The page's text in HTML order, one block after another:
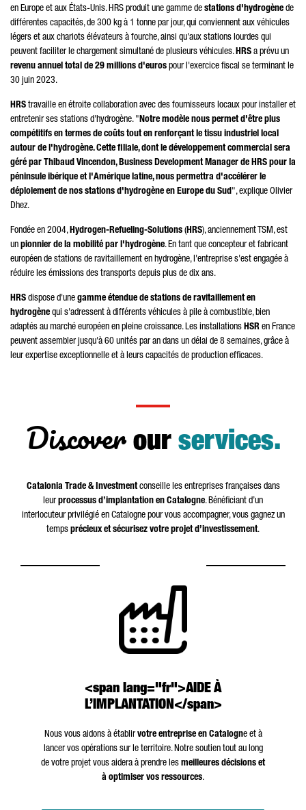
en Europe et aux États-Unis. HRS produit une gamme de stations d'hydrogène de
différentes capacités, de 300 kg à 1 tonne par jour, qui conviennent aux véhicules
légers et aux chariots élévateurs à fourche, ainsi qu'aux stations lourdes qui
peuvent faciliter le chargement simultané de plusieurs véhicules.HRS a prévu un
revenu annuel total de 29 millions d'euros pour l'exercice fiscal se terminant le
30 juin 2023.
HRS travaille en étroite collaboration avec des fournisseurs locaux pour installer et
entretenir ses stations d'hydrogène. "Notre modèle nous permet d'être plus
compétitifs en termes de coûts tout en renforçant le tissu industriel local
autour de l'hydrogène. Cette filiale, dont le développement commercial sera
géré par Thibaud Vincendon, Business Development Manager de HRS pour la
péninsule ibérique et l'Amérique latine, nous permettra d'accélérer le
déploiement de nos stations d'hydrogène en Europe du Sud", explique Olivier
Dhez.
Fondée en 2004,Hydrogen-Refueling-Solutions (HRS), anciennement TSM, est
un pionnier de la mobilité par l'hydrogène. En tant que concepteur et fabricant
européen de stations de ravitaillement en hydrogène, l'entreprise s'est engagée à
réduire les émissions des transports depuis plus de dix ans.
HRS dispose d'une gamme étendue de stations de ravitaillement en
hydrogène qui s'adressent à différents véhicules à pile à combustible, bien
adaptés au marché européen en pleine croissance. Les installations HSR en France
peuvent assembler jusqu'à 60 unités par an dans un délai de 8 semaines, grâce à
leur expertise exceptionnelle et à leurs capacités de production efficaces.
Discoverour services.
Catalonia Trade & Investmentconseille les entreprises françaises dans
leur processus d’implantation en Catalogne. Bénéficiant d’un
interlocuteur privilégié en Catalogne pour vous accompagner, vous gagnez un
temps précieux et sécurisez votre projet d’investissement.
<span lang="fr">AIDE À
L’IMPLANTATION</span>
Nous vous aidons à établirvotre entreprise en Catalogne et à
lancer vos opérations sur le territoire. Notre soutien tout au long
de votre projet vous aidera à prendre les meilleures décisions et
à optimiser vos ressources.